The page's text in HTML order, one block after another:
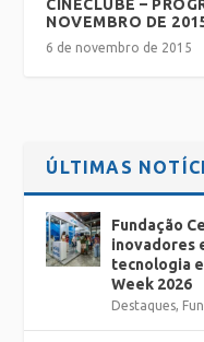
CINECLUBE –
NOVEMBRO DE
6 de novembro de 2015
ÚLTIMAS
Fundação
inovadores
tecnologia
Week 2026
Destaques,